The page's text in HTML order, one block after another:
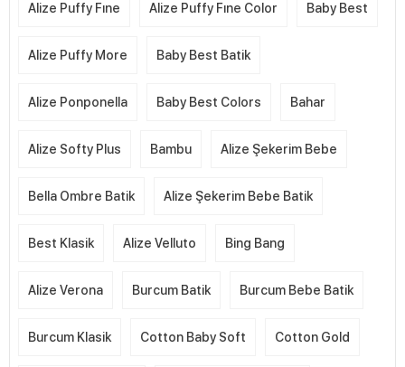
Alize Puffy Fıne Alize Puffy Fıne Color Baby Best
Alize Puffy More Baby Best Batik
Alize Ponponella Baby Best Colors Bahar
Alize Softy Plus Bambu Alize Şekerim Bebe
Bella Ombre Batik Alize Şekerim Bebe Batik
Best Klasik Alize Velluto Bing Bang
Alize Verona Burcum Batik Burcum Bebe Batik
Burcum Klasik Cotton Baby Soft Cotton Gold